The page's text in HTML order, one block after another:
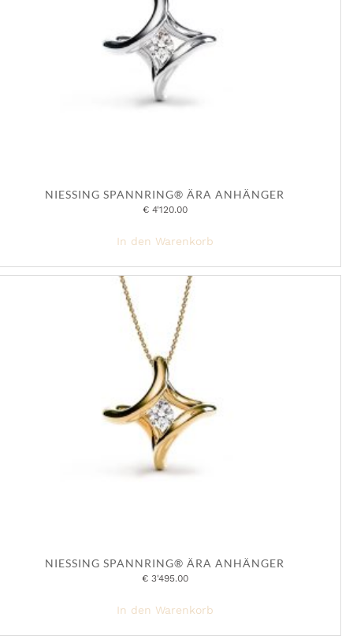
NIESSING SPANNRING® ÄRA ANHÄNGER
€4'120.00
In den Warenkorb
NIESSING SPANNRING® ÄRA ANHÄNGER
€3'495.00
In den Warenkorb